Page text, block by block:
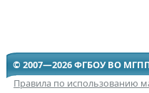
© 2007—2026 ФГБОУ ВО
Правила по использованию